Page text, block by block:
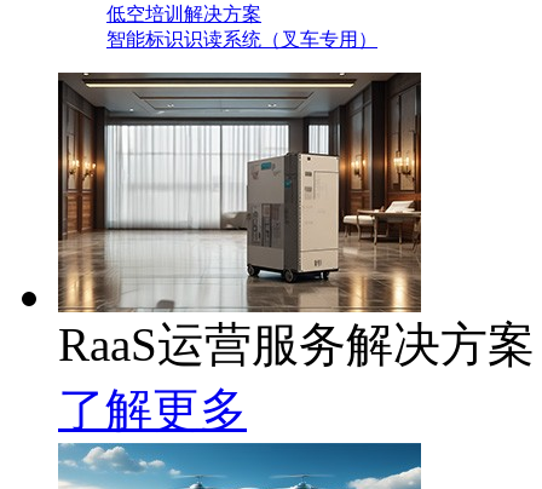
低空培训解决方案
智能标识识读系统（叉车专用）
RaaS运营服务解决方案
了解更多